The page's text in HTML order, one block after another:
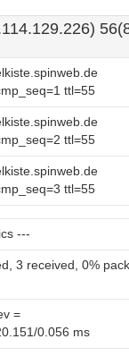
ttl=55
ttl=55
ttl=55
---
3 received, 0%
=
0.056 ms